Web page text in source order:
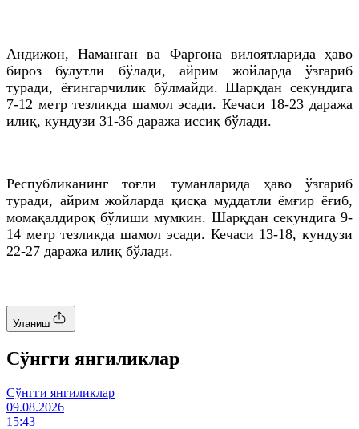
Андижон, Наманган ва Фарғона вилоятларида ҳаво
бироз булутли бўлади, айрим жойларда ўзгариб
туради, ёғингарчилик бўлмайди. Шарқдан секундига
7-12 метр тезликда шамол эсади. Кечаси 18-23 даража
илиқ, кундузи 31-36 даража иссиқ бўлади.
Республиканинг тоғли туманларида ҳаво ўзгариб
туради, айрим жойларда қисқа муддатли ёмғир ёғиб,
момақалдироқ бўлиши мумкин. Шарқдан секундига 9-
14 метр тезликда шамол эсади. Кечаси 13-18, кундузи
22-27 даража илиқ бўлади.
Уланиш
Cўнгги янгиликлар
Cўнгги янгиликлар
09.08.2026
15:43